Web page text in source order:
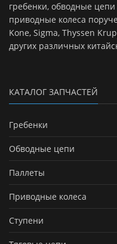
гребенки, обводные
приводные колеса
Kone, Sigma, Thyssen
других различных
КАТАЛОГ ЗАПЧАСТЕЙ
Гребенки
Обводные цепи
Паллеты
Приводные колеса
Ступени